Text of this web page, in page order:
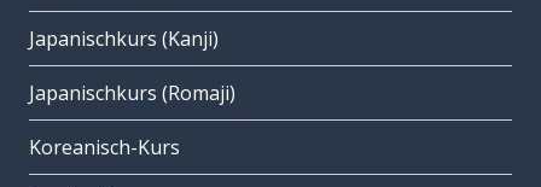
Japanischkurs (Kanji)
Japanischkurs (Romaji)
Koreanisch-Kurs